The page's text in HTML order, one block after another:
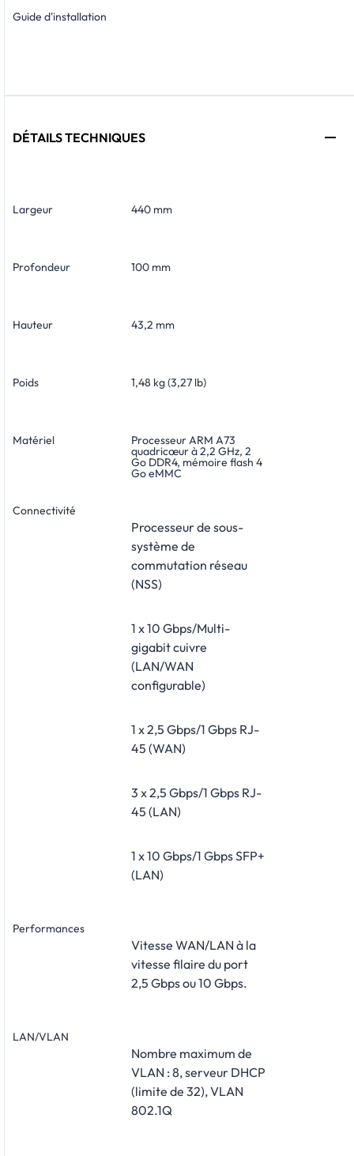
Guide d'installation
DÉTAILS TECHNIQUES
Largeur 440 mm
Profondeur 100 mm
Hauteur 43,2 mm
Poids 1,48 kg (3,27 lb)
Matériel Processeur ARM A73
quadricœur à 2,2 GHz, 2
Go DDR4, mémoire flash 4
Go eMMC
Connectivité
Processeur de sous-
système de
commutation réseau
(NSS)
1 x 10 Gbps/Multi-
gigabit cuivre
(LAN/WAN
configurable)
1 x 2,5 Gbps/1 Gbps RJ-
45 (WAN)
3 x 2,5 Gbps/1 Gbps RJ-
45 (LAN)
1 x 10 Gbps/1 Gbps SFP+
(LAN)
Performances
Vitesse WAN/LAN à la
vitesse filaire du port
2,5 Gbps ou 10 Gbps.
LAN/VLAN
Nombre maximum de
VLAN : 8, serveur DHCP
(limite de 32), VLAN
802.1Q